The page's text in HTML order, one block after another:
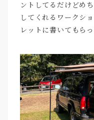
ントしてるだけどめ
してくれるワークシ
レットに書いてもら